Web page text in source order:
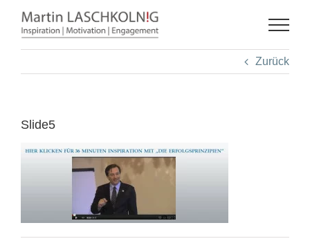
Inhalt
springen
Zurück
Slide5